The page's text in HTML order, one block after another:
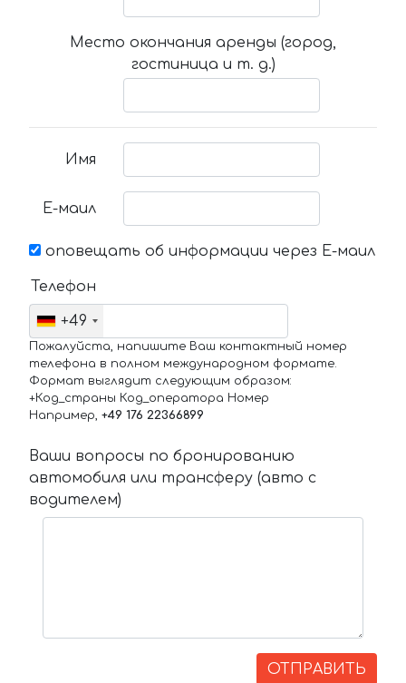
Место окончания аренды (город,
гостиница и т. д.)
Имя
Е-маил
оповещать об информации через Е-маил
Телефон
+49
Пожалуйста, напишите Ваш контактный номер
телефона в полном международном формате.
Формат выглядит следующим образом:
+Код_страны Код_оператора Номер
Например, +49 176 22366899
Ваши вопросы по бронированию
автомобиля или трансферу (авто с
водителем)
ОТПРАВИТЬ